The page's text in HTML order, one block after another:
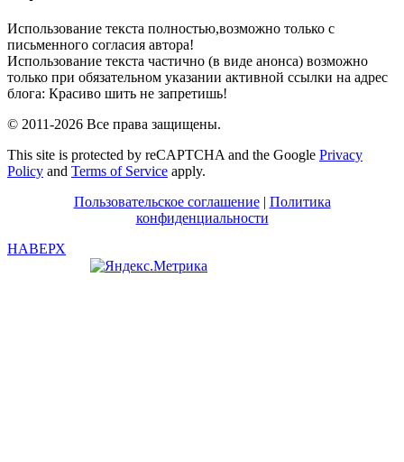
Использование текста полностью,возможно только с
письменного согласия автора!
Использование текста частично (в виде анонса) возможно
только при обязательном указании активной ссылки на адрес
блога: Красиво шить не запретишь!
© 2011-2026 Все права защищены.
This site is protected by reCAPTCHA and the Google Privacy
Policy and Terms of Service apply.
Пользовательское соглашение| Политика
конфиденциальности
НАВЕРХ